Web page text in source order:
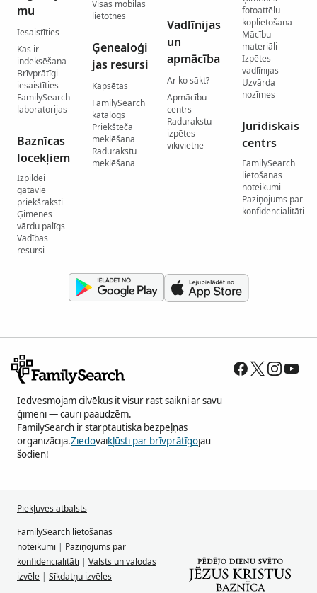
mu
Iesaistīties
Kas ir
indeksēšana
Brīvprātīgi
iesaistīties
FamilySearch
laboratorijas
Baznīcas
locekļiem
Izpildei
gatavie
priekšraksti
Ģimenes
vārdu palīgs
Vadības
resursi
Visas mobilās
lietotnes
Ģenealoģi
jas resursi
Kapsētas
FamilySearch
katalogs
Priekšteča
meklēšana
Radurakstu
meklēšana
Vadlīnijas
un
apmācība
Ar ko sākt?
Apmācību
centrs
Radurakstu
izpētes
vikivietne
fotoattēlu
koplietošana
Mācību
materiāli
Izpētes
vadlīnijas
Uzvārda
nozīmes
Juridiskais
centrs
FamilySearch
lietošanas
noteikumi
Paziņojums par
konfidencialitāti
Iedvesmojam cilvēkus it visur rast saikni ar savu
ģimeni — cauri paaudzēm.
FamilySearch ir starptautiska bezpeļņas
organizācija.Ziedovaikļūsti par brīvprātīgojau
šodien!
Piekļuves atbalsts
FamilySearch lietošanas
noteikumi | Paziņojums par
konfidencialitāti | Valsts un valodas
izvēle | Sīkdatņu izvēles